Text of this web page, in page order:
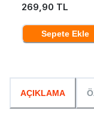
269,90 TL
Sepete Ekle
AÇIKLAMA